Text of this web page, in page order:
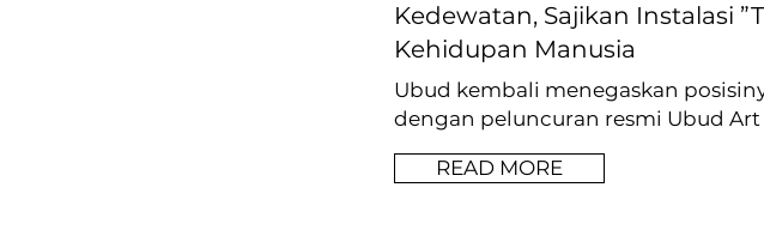
Kedewatan, Sajikan Instalasi
Kehidupan Manusia
Ubud kembali menegaskan
dengan peluncuran resmi Ubud Art
READ MORE